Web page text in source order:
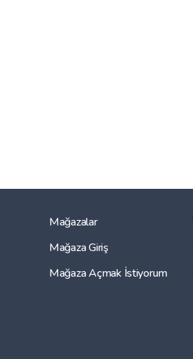
Mağazalar
Mağaza Giriş
Mağaza Açmak İstiyorum